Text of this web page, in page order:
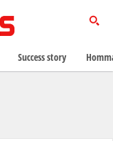
Success story